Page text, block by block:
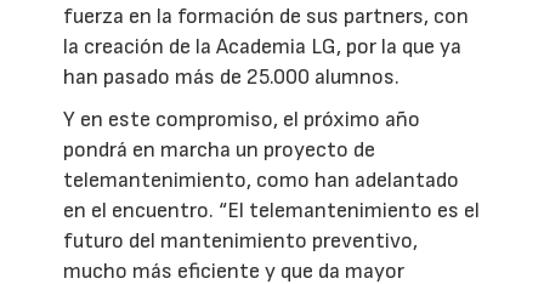
fuerza en la formación de sus partners, con
la creación de la Academia LG, por la que ya
han pasado más de 25.000 alumnos.
Y en este compromiso, el próximo año
pondrá en marcha un proyecto de
telemantenimiento, como han adelantado
en el encuentro. “El telemantenimiento es el
futuro del mantenimiento preventivo,
mucho más eficiente y que da mayor